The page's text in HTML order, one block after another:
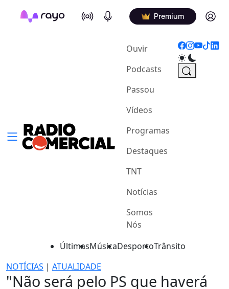
On Air Podcasts Premium Log in
Ouvir(current)
Podcasts
Passou
Vídeos
Programas
Destaques
TNT
Notícias
Somos
Nós
ÚltimasMúsicaDesportoTrânsito
NOTÍCIAS | ATUALIDADE
"Não será pelo PS que haverá